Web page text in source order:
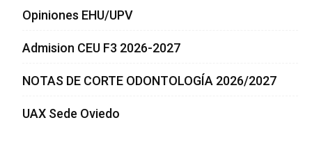
Opiniones EHU/UPV
Admision CEU F3 2026-2027
NOTAS DE CORTE ODONTOLOGÍA 2026/2027
UAX Sede Oviedo